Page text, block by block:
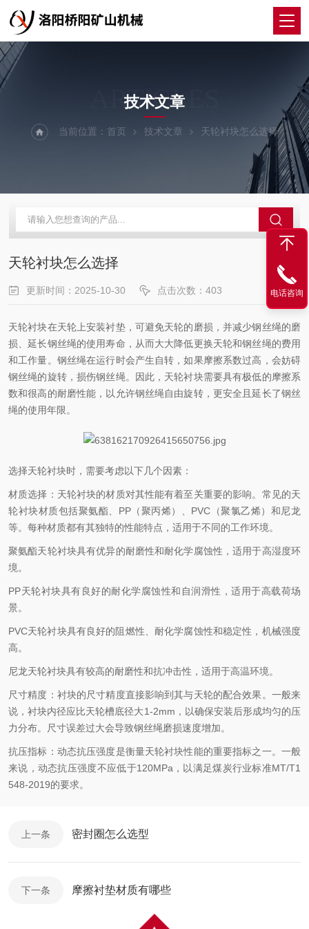
ARTICLES
技术文章
当前位置： 首页 技术文章 天轮衬块怎么选择
天轮衬块怎么选择
更新时间：2025-10-30 点击次数：403
天轮衬块在天轮上安装衬垫，可避免天轮的磨损，并减少钢丝绳的磨
损、延长钢丝绳的使用寿命，从而大大降低更换天轮和钢丝绳的费用
和工作量。钢丝绳在运行时会产生自转，如果摩擦系数过高，会妨碍
钢丝绳的旋转，损伤钢丝绳。因此，天轮衬块需要具有极低的摩擦系
数和很高的耐磨性能，以允许钢丝绳自由旋转，更安全且延长了钢丝
绳的使用年限。
选择天轮衬块时，需要考虑以下几个因素：
材质选择：天轮衬块的材质对其性能有着至关重要的影响。常见的天
轮衬块材质包括聚氨酯、PP（聚丙烯）、PVC（聚氯乙烯）和尼龙
等。每种材质都有其独特的性能特点，适用于不同的工作环境。
聚氨酯天轮衬块具有优异的耐磨性和耐化学腐蚀性，适用于高湿度环
境。
PP天轮衬块具有良好的耐化学腐蚀性和自润滑性，适用于高载荷场
景。
PVC天轮衬块具有良好的阻燃性、耐化学腐蚀性和稳定性，机械强度
高。
尼龙天轮衬块具有较高的耐磨性和抗冲击性，适用于高温环境。
尺寸精度：衬块的尺寸精度直接影响到其与天轮的配合效果。一般来
说，衬块内径应比天轮槽底径大1-2mm，以确保安装后形成均匀的压
力分布。尺寸误差过大会导致钢丝绳磨损速度增加。
抗压指标：动态抗压强度是衡量天轮衬块性能的重要指标之一。一般
来说，动态抗压强度不应低于120MPa，以满足煤炭行业标准MT/T1
548-2019的要求。
上一条 密封圈怎么选型
下一条 摩擦衬垫材质有哪些
电话咨询